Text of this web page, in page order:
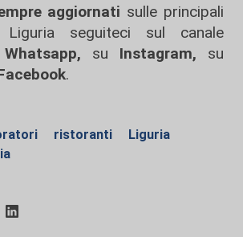
aggiornati sulle principali
seguiteci sul canale
Whatsapp, su Instagram, su
.
ristoranti
Liguria